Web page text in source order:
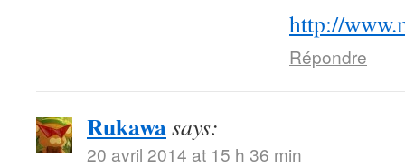
http://
Répondre
Rukawasays:
20 avril 2014 at 15 h 36 min